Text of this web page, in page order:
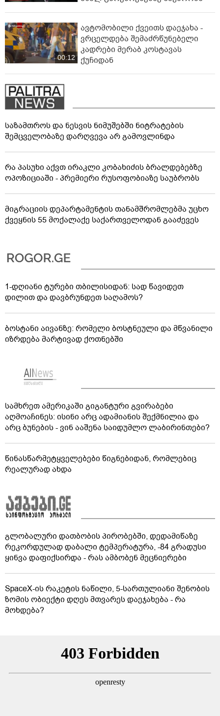
00:12
ავტომობილი ქვეითს დაეჯახა -
ვრცელდება შემაძრწუნებელი
კადრები მერაბ კოსტავას
ქუჩიდან
საზამთროს და ნესვის ნიმუშებში ნიტრატების
შემცველობაზე დარღვევა არ გამოვლინდა
რა პასუხი აქვთ ირაკლი კობახიძის ბრალდებებზე
ოპოზიციაში - პრემიერი რუსოფობიაზე საუბრობს
მიგრაციის დეპარტამენტის თანამშრომლებმა უცხო
ქვეყნის 55 მოქალაქე საქართველოდან გააძევეს
1-დღიანი ტურები თბილისიდან: სად წავიდეთ
დილით და დავბრუნდეთ საღამოს?
ბოსტანი აივანზე: რომელი ბოსტნეული და მწვანილი
იზრდება მარტივად ქოთნებში
სამხრეთ ამერიკაში გიგანტური გვირაბები
აღმოაჩინეს: ისინი არც ადამიანის შექმნილია და
არც ბუნების - ვინ ააშენა საიდუმლო ლაბირინთები?
წინასწარმეტყველებები წიგნებიდან, რომლებიც
რეალურად ახდა
გლობალური დათბობის პირობებში, დედამიწაზე
რეკორდულად დაბალი ტემპერატურა, -84 გრადუსი
ყინვა დაფიქსირდა - რას ამბობენ მეცნიერები
SpaceX-ის რაკეტის ნაწილი, 5-სართულიანი შენობის
ზომის ობიექტი დღეს მთვარეს დაეჯახება - რა
მოხდება?